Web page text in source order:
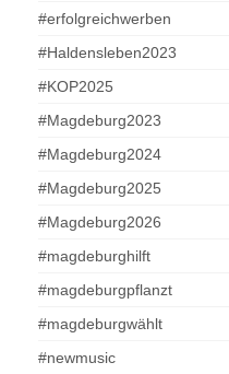
#erfolgreichwerben
#Haldensleben2023
#KOP2025
#Magdeburg2023
#Magdeburg2024
#Magdeburg2025
#Magdeburg2026
#magdeburghilft
#magdeburgpflanzt
#magdeburgwählt
#newmusic